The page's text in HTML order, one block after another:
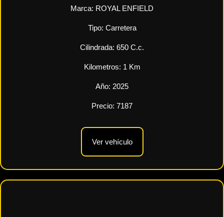
Marca: ROYAL ENFIELD
Tipo: Carretera
Cilindrada: 650 C.c.
Kilometros: 1 Km
Año: 2025
Precio: 7187
Ver vehículo